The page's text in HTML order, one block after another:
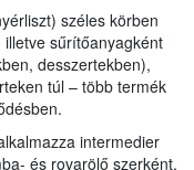
széles körben
sűrítőanyagként
desszertekben),
túl – több termék
intermedier
és rovarölő szerként,